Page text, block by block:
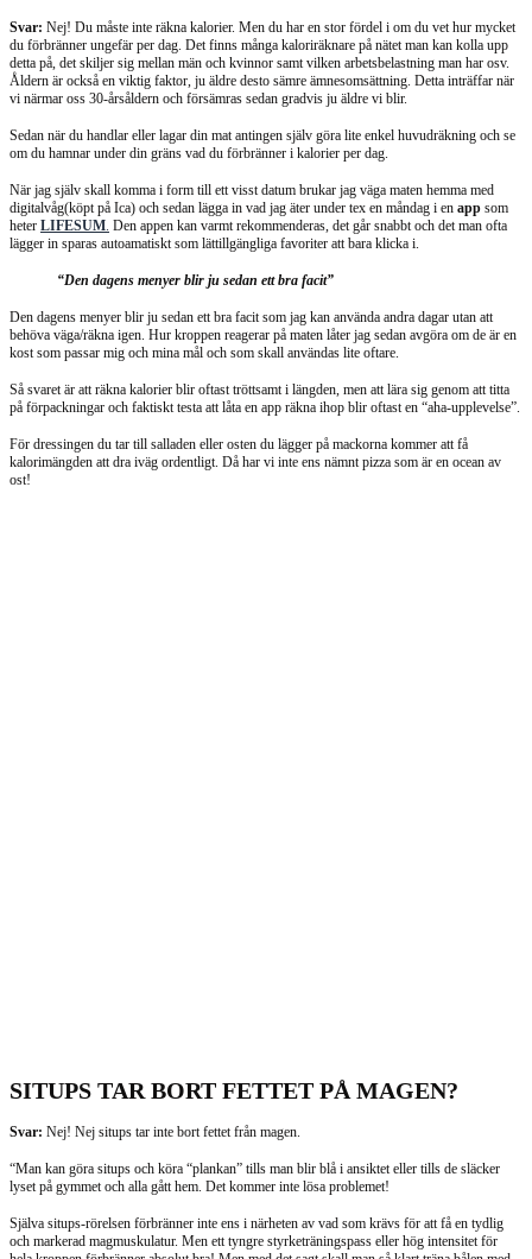
Svar: Nej! Du måste inte räkna kalorier. Men du har en stor fördel i om du vet hur mycket
du förbränner ungefär per dag. Det finns många kaloriräknare på nätet man kan kolla upp
detta på, det skiljer sig mellan män och kvinnor samt vilken arbetsbelastning man har osv.
Åldern är också en viktig faktor, ju äldre desto sämre ämnesomsättning. Detta inträffar när
vi närmar oss 30-årsåldern och försämras sedan gradvis ju äldre vi blir.
Sedan när du handlar eller lagar din mat antingen själv göra lite enkel huvudräkning och se
om du hamnar under din gräns vad du förbränner i kalorier per dag.
När jag själv skall komma i form till ett visst datum brukar jag väga maten hemma med
digitalvåg(köpt på Ica) och sedan lägga in vad jag äter under tex en måndag i en app som
heter LIFESUM Den appen kan varmt rekommenderas, det går snabbt och det man ofta
lägger in sparas autoamatiskt som lättillgängliga favoriter att bara klicka i.
“Den dagens menyer blir ju sedan ett bra facit”
Den dagens menyer blir ju sedan ett bra facit som jag kan använda andra dagar utan att
behöva väga/räkna igen. Hur kroppen reagerar på maten låter jag sedan avgöra om de är en
kost som passar mig och mina mål och som skall användas lite oftare.
Så svaret är att räkna kalorier blir oftast tröttsamt i längden, men att lära sig genom att titta
på förpackningar och faktiskt testa att låta en app räkna ihop blir oftast en “aha-upplevelse”.
För dressingen du tar till salladen eller osten du lägger på mackorna kommer att få
kalorimängden att dra iväg ordentligt. Då har vi inte ens nämnt pizza som är en ocean av
ost!
SITUPS TAR BORT FETTET PÅ MAGEN?
Svar: Nej! Nej situps tar inte bort fettet från magen.
“Man kan göra situps och köra “plankan” tills man blir blå i ansiktet eller tills de släcker
lyset på gymmet och alla gått hem. Det kommer inte lösa problemet!
Själva situps-rörelsen förbränner inte ens i närheten av vad som krävs för att få en tydlig
och markerad magmuskulatur. Men ett tyngre styrketräningspass eller hög intensitet för